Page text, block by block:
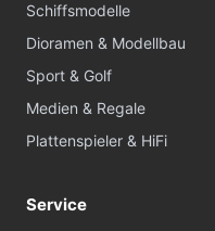
Schiffsmodelle
Dioramen & Modellbau
Sport & Golf
Medien & Regale
Plattenspieler & HiFi
Service